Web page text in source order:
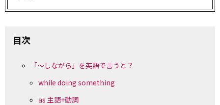
目次
「～しながら」を英語で言うと？
while doing something
as 主語+動詞